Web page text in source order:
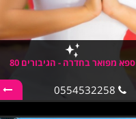
ספא מפואר בחדרה - הגיבורים 80
0554532258